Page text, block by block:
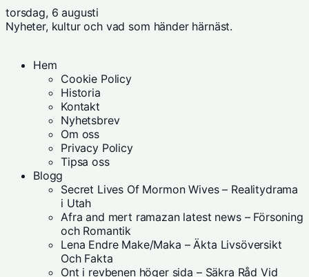
torsdag, 6 augusti
Nyheter, kultur och vad som händer härnäst.
Hem
Cookie Policy
Historia
Kontakt
Nyhetsbrev
Om oss
Privacy Policy
Tipsa oss
Blogg
Secret Lives Of Mormon Wives – Realitydrama
i Utah
Afra and mert ramazan latest news – Försoning
och Romantik
Lena Endre Make/Maka – Äkta Livsöversikt
Och Fakta
Ont i revbenen höger sida – Säkra Råd Vid